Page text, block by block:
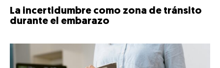
La incertidumbre como zona de tránsito
durante el embarazo